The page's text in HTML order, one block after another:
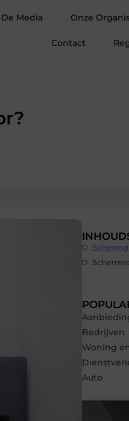
Media Onze
Contact
Bedrijven
Woning
Auto